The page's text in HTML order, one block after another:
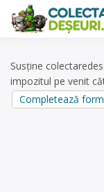
content
Susține
impozitul pe venit
Completează